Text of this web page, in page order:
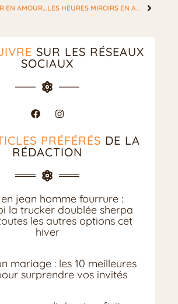
L’HEURE MIROIR EN AMOUR: RÉVÉLATIONS SECRÈTES POUR UNE CONNEXION PROFONDE LES HEURES MIROIRS EN AMOUR : DÉCRYPTAGE DES MESSAGES PASSIONNÉS
SUR LES RÉSEAUX
SOCIAUX
PRÉFÉRÉS DE LA
RÉDACTION
jean homme fourrure :
la trucker doublée sherpa
les autres options cet
hiver
mariage : les 10 meilleures
surprendre vos invités